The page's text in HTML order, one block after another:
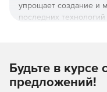
упрощает создание и
последних
анализа, работы с
компиляторы и
Будьте в
предложений!